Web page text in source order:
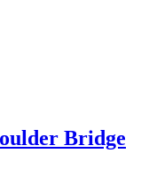
Bridge